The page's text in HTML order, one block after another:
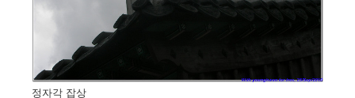
정자각 잡상